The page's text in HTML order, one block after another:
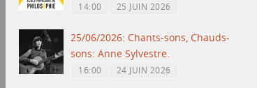
14:00 25 JUIN 2026
25/06/2026: Chants-sons, Chauds-
sons: Anne Sylvestre.
16:00 24 JUIN 2026